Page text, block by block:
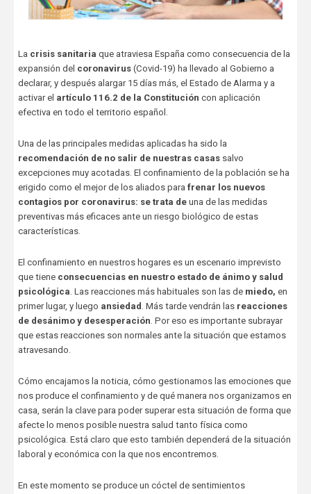
La crisis sanitaria que atraviesa España como consecuencia de la
expansión del coronavirus (Covid-19) ha llevado al Gobierno a
declarar, y después alargar 15 días más, el Estado de Alarma y a
activar el artículo 116.2 de la Constitución con aplicación
efectiva en todo el territorio español.
Una de las principales medidas aplicadas ha sido la
recomendación de no salir de nuestras casas salvo
excepciones muy acotadas. El confinamiento de la población se ha
erigido como el mejor de los aliados para frenar los nuevos
contagios por coronavirus: se trata de una de las medidas
preventivas más eficaces ante un riesgo biológico de estas
características.
El confinamiento en nuestros hogares es un escenario imprevisto
que tiene consecuencias en nuestro estado de ánimo y salud
psicológica . Las reacciones más habituales son las de miedo, en
primer lugar, y luego ansiedad . Más tarde vendrán las reacciones
de desánimo y desesperación . Por eso es importante subrayar
que estas reacciones son normales ante la situación que estamos
atravesando.
Cómo encajamos la noticia, cómo gestionamos las emociones que
nos produce el confinamiento y de qué manera nos organizamos en
casa, serán la clave para poder superar esta situación de forma que
afecte lo menos posible nuestra salud tanto física como
psicológica. Está claro que esto también dependerá de la situación
laboral y económica con la que nos encontremos.
En este momento se produce un cóctel de sentimientos